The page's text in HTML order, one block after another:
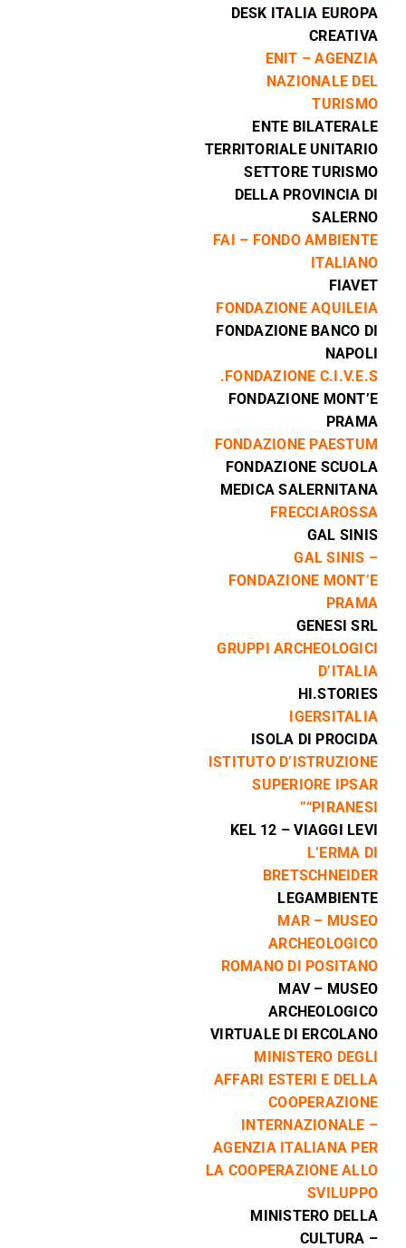
DESK ITALIA EUROPA
CREATIVA
ENIT – AGENZIA
NAZIONALE DEL
TURISMO
ENTE BILATERALE
TERRITORIALE UNITARIO
SETTORE TURISMO
DELLA PROVINCIA DI
SALERNO
FAI – FONDO AMBIENTE
ITALIANO
FIAVET
FONDAZIONE AQUILEIA
FONDAZIONE BANCO DI
NAPOLI
FONDAZIONE C.I.V.E.S.
FONDAZIONE MONT’E
PRAMA
FONDAZIONE PAESTUM
FONDAZIONE SCUOLA
MEDICA SALERNITANA
FRECCIAROSSA
GAL SINIS
GAL SINIS –
FONDAZIONE MONT’E
PRAMA
GENESI SRL
GRUPPI ARCHEOLOGICI
D’ITALIA
HI.STORIES
IGERSITALIA
ISOLA DI PROCIDA
ISTITUTO D’ISTRUZIONE
SUPERIORE IPSAR
“PIRANESI”
KEL 12 – VIAGGI LEVI
L’ERMA DI
BRETSCHNEIDER
LEGAMBIENTE
MAR – MUSEO
ARCHEOLOGICO
ROMANO DI POSITANO
MAV – MUSEO
ARCHEOLOGICO
VIRTUALE DI ERCOLANO
MINISTERO DEGLI
AFFARI ESTERI E DELLA
COOPERAZIONE
INTERNAZIONALE –
AGENZIA ITALIANA PER
LA COOPERAZIONE ALLO
SVILUPPO
MINISTERO DELLA
CULTURA –